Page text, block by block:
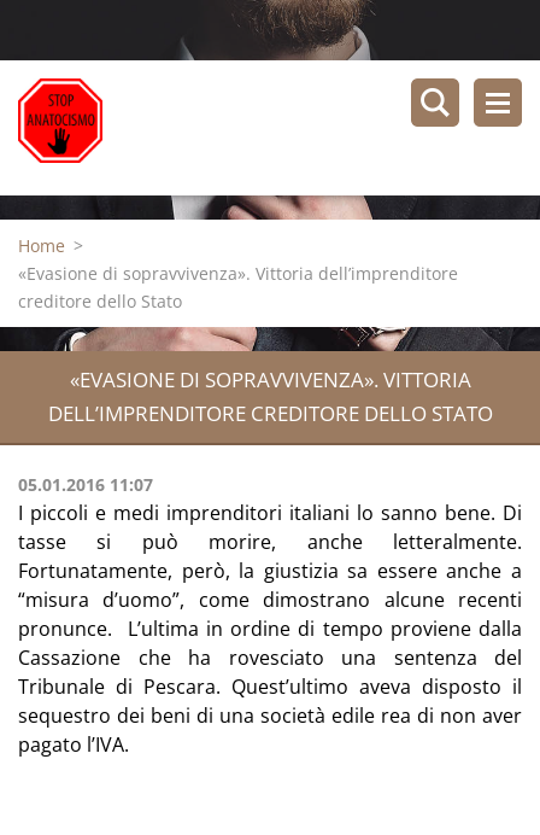
Home >
«Evasione di sopravvivenza». Vittoria dell’imprenditore
creditore dello Stato
«EVASIONE DI SOPRAVVIVENZA». VITTORIA
DELL’IMPRENDITORE CREDITORE DELLO STATO
05.01.2016 11:07
I piccoli e medi imprenditori italiani lo sanno bene. Di
tasse si può morire, anche letteralmente.
Fortunatamente, però, la giustizia sa essere anche a
“misura d’uomo”, come dimostrano alcune recenti
pronunce. L’ultima in ordine di tempo proviene dalla
Cassazione che ha rovesciato una sentenza del
Tribunale di Pescara. Quest’ultimo aveva disposto il
sequestro dei beni di una società edile rea di non aver
pagato l’IVA.